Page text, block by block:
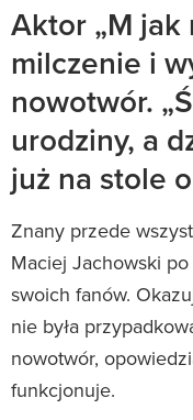
Aktor „M jak
milczenie i
nowotwór.
urodziny, a
już na stole
Znany przede
Maciej Jachowski
swoich fanów.
nie była
nowotwór,
funkcjonuje.